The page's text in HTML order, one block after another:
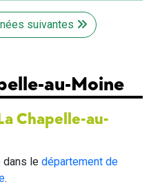
suivantes
au-Moine
Chapelle-au-
le département de
.